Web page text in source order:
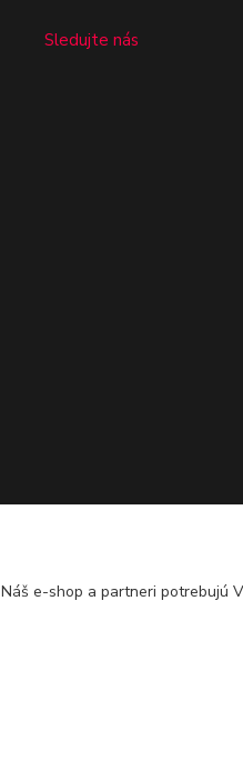
Sledujte nás
Náš e-shop a partneri potrebujú